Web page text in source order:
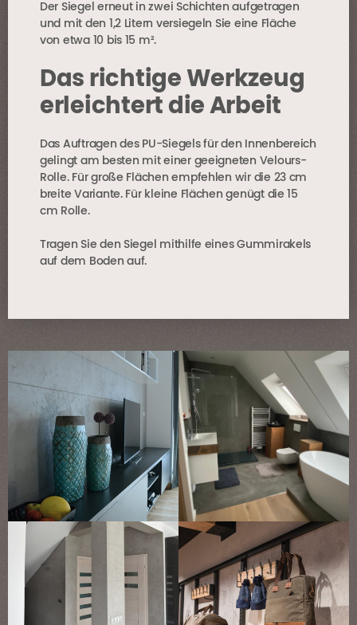
Der Siegel erneut in zwei Schichten aufgetragen
und mit den 1,2 Litern versiegeln Sie eine Fläche
von etwa 10 bis 15 m².
Das richtige Werkzeug
erleichtert die Arbeit
Das Auftragen des PU-Siegels für den Innenbereich
gelingt am besten mit einer geeigneten Velours-
Rolle. Für große Flächen empfehlen wir die 23 cm
breite Variante. Für kleine Flächen genügt die 15
cm Rolle.
Tragen Sie den Siegel mithilfe eines Gummirakels
auf dem Boden auf.